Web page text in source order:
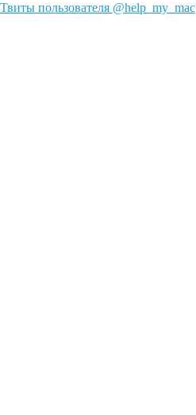
Твиты пользователя @help_my_mac